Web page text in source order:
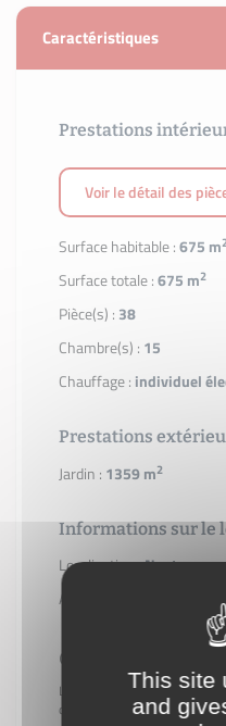
Caractéristiques
Prestations
Voir le détail des
Surface habitable :675 m
Surface totale :675 m2
Pièce(s) : 38
Chambre(s) : 15
Chauffage : individuel
Prestations
Jardin : 1359 m2
Informations sur le
Localisation :Nanteau-
Année de construction :
Géorisques
Les informations sur les
disponibles sur le site
This site
and